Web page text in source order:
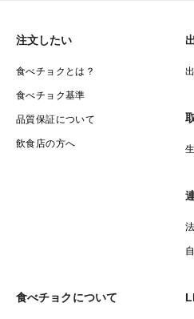
注文したい
食べチョクとは？
食べチョク基準
品質保証について
飲食店の方へ
食べチョクについて